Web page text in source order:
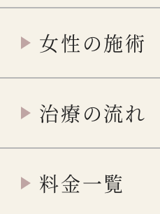
女性の施術
治療の流れ
料金一覧